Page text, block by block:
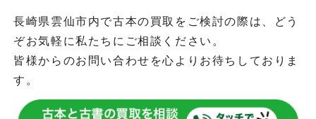
長崎県雲仙市内で古本の買取をご検討の際は、どう
ぞお気軽に私たちにご相談ください。
皆様からのお問い合わせを心よりお待ちしておりま
す。